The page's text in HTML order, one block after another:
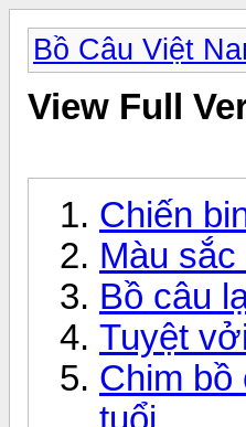
Bồ Câu Việt
View Full
Chiến
Màu
Bồ câu
Tuyệt
Chim
tuổi